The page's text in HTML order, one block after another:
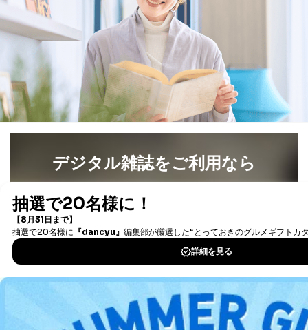
デジタル雑誌をご利用なら
書籍）が無料で読み放題！
DOWNLOAD FOR IOS
DOWNLOAD FOR ANDROID